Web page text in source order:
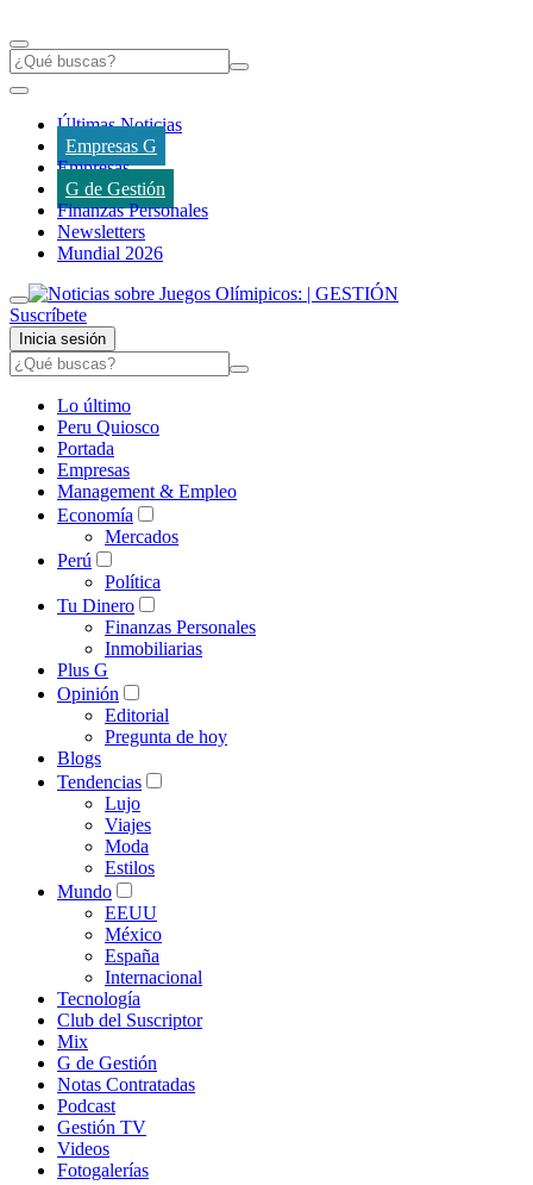
Últimas Noticias
Empresas G
Empresas
G de Gestión
Finanzas Personales
Newsletters
Mundial 2026
Suscríbete
Inicia sesión
Lo último
Peru Quiosco
Portada
Empresas
Management & Empleo
Economía
Mercados
Perú
Política
Tu Dinero
Finanzas Personales
Inmobiliarias
Plus G
Opinión
Editorial
Pregunta de hoy
Blogs
Tendencias
Lujo
Viajes
Moda
Estilos
Mundo
EEUU
México
España
Internacional
Tecnología
Club del Suscriptor
Mix
G de Gestión
Notas Contratadas
Podcast
Gestión TV
Videos
Fotogalerías